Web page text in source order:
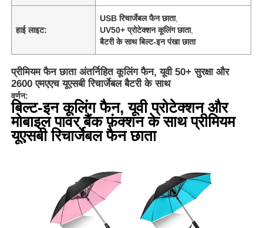
हाई लाइट:
USB रिचार्जेबल फैन छाता,
UV50+ प्रोटेक्शन कूलिंग छाता,
बैटरी के साथ बिल्ट-इन पंखा छाता
प्रीमियम फैन छाता अंतर्निहित कूलिंग फैन, यूवी 50+ सुरक्षा और
2600 एमएएच यूएसबी रिचार्जेबल बैटरी के साथ
वर्णन:
बिल्ट-इन कूलिंग फैन, यूवी प्रोटेक्शन और
मोबाइल पावर बैंक फ़ंक्शन के साथ प्रीमियम
यूएसबी रिचार्जेबल फैन छाता